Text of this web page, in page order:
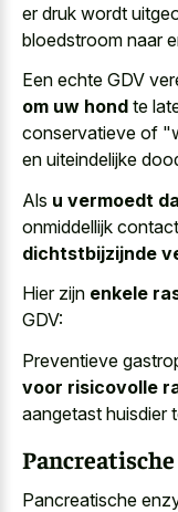
erdruk wordt
bloedstroom naar
Een echte GDV
om uw hond te
conservatieve of
en uiteindelijke
Als u vermoedt
onmiddellijk
dichtstbijzijnde
Hier zijn enkele
GDV:
Preventieve
voor risicovolle
aangetast huisdier
Pancreatische